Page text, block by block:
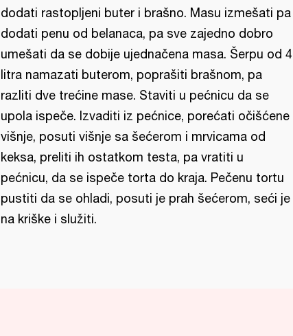
dodati rastopljeni buter i brašno. Masu izmešati pa
dodati penu od belanaca, pa sve zajedno dobro
umešati da se dobije ujednačena masa. Šerpu od 4
litra namazati buterom, poprašiti brašnom, pa
razliti dve trećine mase. Staviti u pećnicu da se
upola ispeče. Izvaditi iz pećnice, porećati očišćene
višnje, posuti višnje sa šećerom i mrvicama od
keksa, preliti ih ostatkom testa, pa vratiti u
pećnicu, da se ispeče torta do kraja. Pečenu tortu
pustiti da se ohladi, posuti je prah šećerom, seći je
na kriške i služiti.